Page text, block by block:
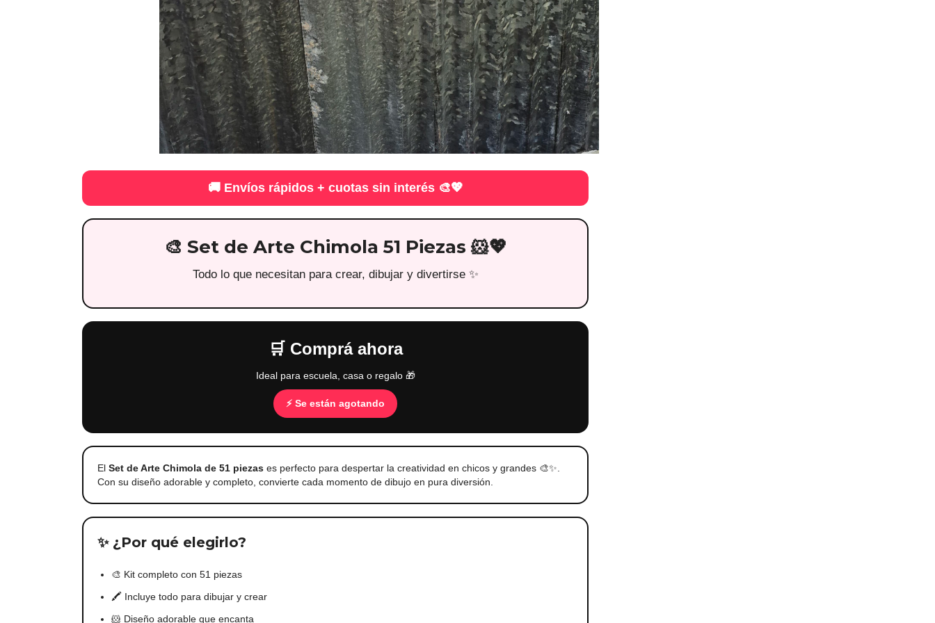
🚚 Envíos rápidos + cuotas sin interés 🎨💖
🎨 Set de Arte Chimola 51 Piezas 🐹💖
Todo lo que necesitan para crear, dibujar y divertirse ✨
🛒 Comprá ahora
Ideal para escuela, casa o regalo 🎁
⚡ Se están agotando
El Set de Arte Chimola de 51 piezas es perfecto para despertar la creatividad en chicos y grandes 🎨✨.
Con su diseño adorable y completo, convierte cada momento de dibujo en pura diversión.
✨ ¿Por qué elegirlo?
🎨 Kit completo con 51 piezas
🖍️ Incluye todo para dibujar y crear
🐹 Diseño adorable que encanta